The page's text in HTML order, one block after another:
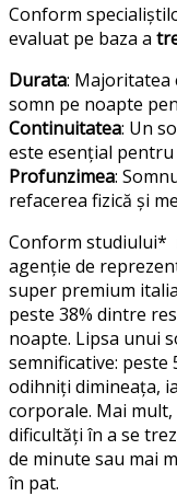
Conform
evaluat pe baza a
Durata: Majoritatea
somn pe noapte
Continuitatea: Un
este esențial
Profunzimea:
refacerea fizică și
Conform studiului*
agenție de
super premium
peste 38% dintre
noapte. Lipsa unui
semnificative:
odihniți dimineața,
corporale. Mai
dificultăți în a se
de minute sau mai
în pat.